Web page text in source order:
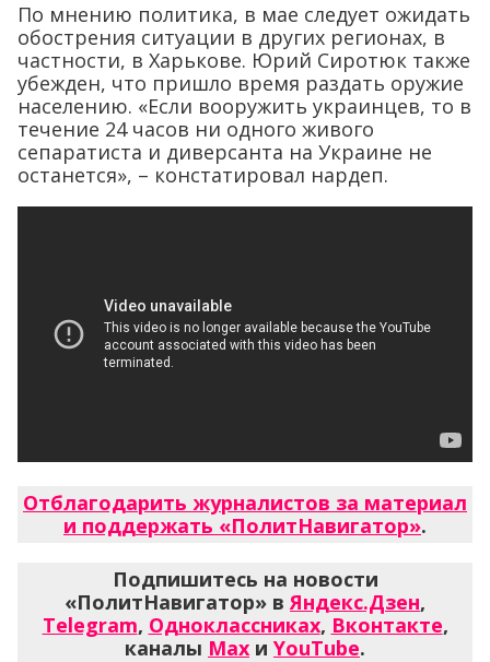
По мнению политика, в мае следует ожидать
обострения ситуации в других регионах, в
частности, в Харькове. Юрий Сиротюк также
убежден, что пришло время раздать оружие
населению. «Если вооружить украинцев, то в
течение 24 часов ни одного живого
сепаратиста и диверсанта на Украине не
останется», – констатировал нардеп.
Отблагодарить журналистов за материал
и поддержать «ПолитНавигатор».
Подпишитесь на новости
«ПолитНавигатор» вЯндекс.Дзен,
Telegram, Одноклассниках, Вконтакте,
каналы Max и YouTube.